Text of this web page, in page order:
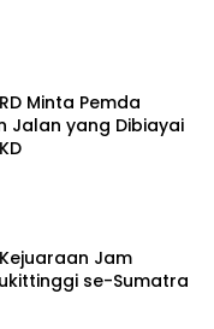
Minta Pemda
Jalan yang Dibiayai
Jam
se-Sumatra